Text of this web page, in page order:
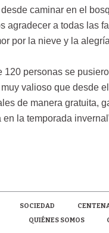
caminar en el
agradecer a todas las
por la nieve y la
120 personas se
valioso que desde
de manera gratuita,
la temporada
SOCIEDAD
QUIÉNES SOMOS